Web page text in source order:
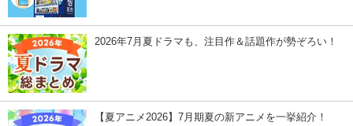
2026年7月夏ドラマも、注目作＆話題作が勢ぞろい！
【夏アニメ2026】7月期夏の新アニメを一挙紹介！